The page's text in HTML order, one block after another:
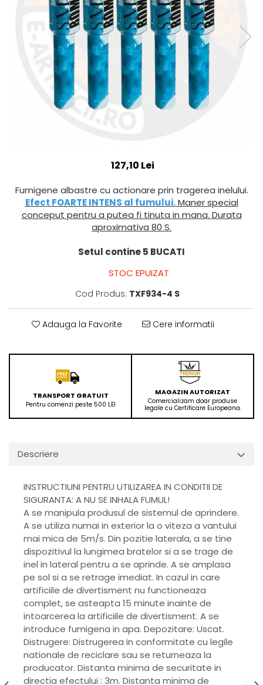
127,10 Lei
Fumigene albastre cu actionare prin tragerea inelului.
Efect FOARTE INTENS al fumului.Maner special
conceput pentru a putea fi tinuta in mana. Durata
aproximativa 80 S.
Setul contine 5 BUCATI
STOC EPUIZAT
Cod Produs: TXF934-4 S
Adauga la Favorite Cere informatii
TRANSPORT GRATUIT
Pentru comenzi peste 500 LEI
MAGAZIN AUTORIZAT
Comercializam doar produse
legale cu Certificare Europeana.
Descriere
INSTRUCTIUNI PENTRU UTILIZAREA IN CONDITII DE
SIGURANTA: A NU SE INHALA FUMUL!
A se manipula produsul de sistemul de aprindere.
A se utiliza numai in exterior la o viteza a vantului
mai mica de 5m/s. Din pozitie laterala, a se tine
dispozitivul la lungimea bratelor si a se trage de
inel in lateral pentru a se aprinde. A se amplasa
pe sol si a se retrage imediat. In cazul in care
artificiile de divertisment nu functioneaza
complet, se asteapta 15 minute inainte de
intoarcerea la artificiile de divertisment. A se
introduce fumigena in apa. Depozitare: Uscat.
Distrugere: Distrugerea in conformitate cu legile
nationale de reciclare sau se returneaza la
producator. Distanta minima de securitate in
directia efectului : 3m. Distanta minima de